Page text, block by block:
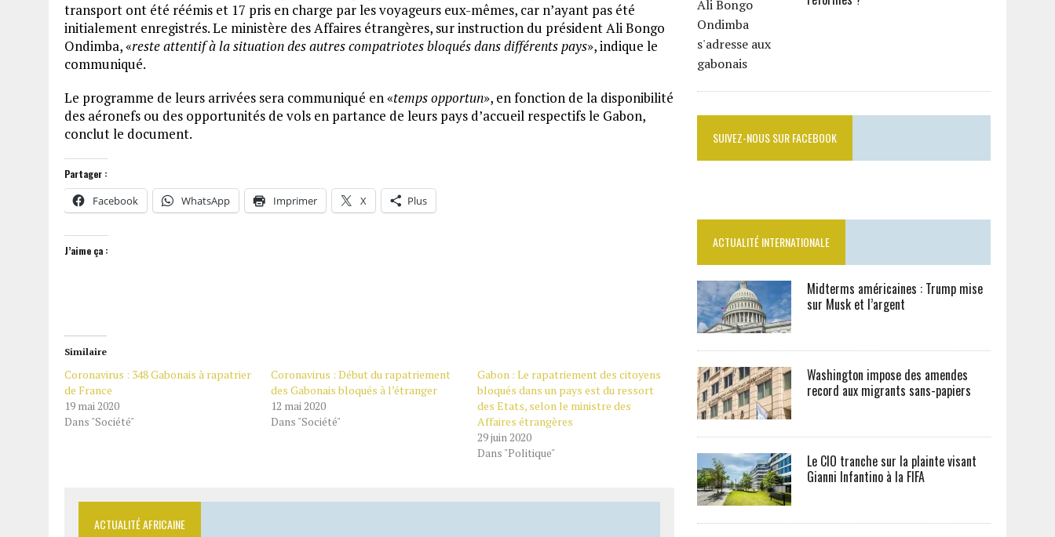
transport ont été réémis et 17 pris en charge par les voyageurs eux-mêmes, car n’ayant pas été
initialement enregistrés. Le ministère des Affaires étrangères, sur instruction du président Ali Bongo
Ondimba, «reste attentif à la situation des autres compatriotes bloqués dans différents pays», indique le
communiqué.
Le programme de leurs arrivées sera communiqué en «temps opportun», en fonction de la disponibilité
des aéronefs ou des opportunités de vols en partance de leurs pays d’accueil respectifs le Gabon,
conclut le document.
Partager :
Facebook WhatsApp Imprimer X Plus
J’aime ça :
Similaire
Coronavirus : 348 Gabonais à rapatrier
de France
19 mai 2020
Dans "Société"
Coronavirus : Début du rapatriement
des Gabonais bloqués à l’étranger
12 mai 2020
Dans "Société"
Gabon : Le rapatriement des citoyens
bloqués dans un pays est du ressort
des Etats, selon le ministre des
Affaires étrangères
29 juin 2020
Dans "Politique"
ACTUALITÉ AFRICAINE
SUIVEZ-NOUS SUR FACEBOOK
ACTUALITÉ INTERNATIONALE
Midterms américaines : Trump mise
sur Musk et l’argent
Washington impose des amendes
record aux migrants sans-papiers
Le CIO tranche sur la plainte visant
Gianni Infantino à la FIFA